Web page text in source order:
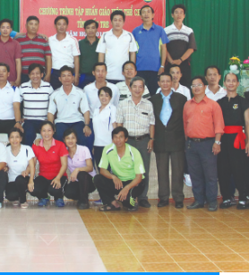
trình phổ
Võ Dân tộc
Đạo tại
Bến Tre